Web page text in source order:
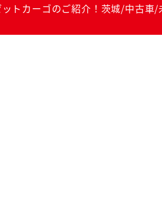
トカーゴのご紹介！茨城/中古